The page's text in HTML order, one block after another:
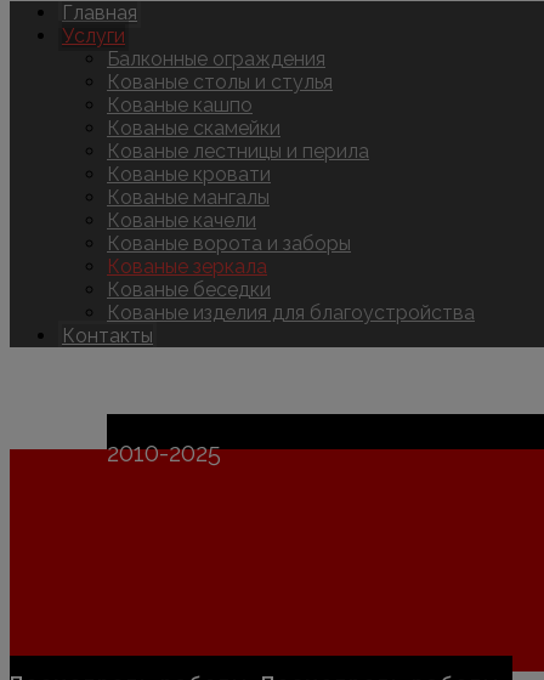
Главная
Услуги
Балконные ограждения
Кованые столы и стулья
Кованые кашпо
Кованые скамейки
Кованые лестницы и перила
Кованые кровати
Кованые мангалы
Кованые качели
Кованые ворота и заборы
Кованые зеркала
Кованые беседки
Кованые изделия для благоустройства
Контакты
2010-2025